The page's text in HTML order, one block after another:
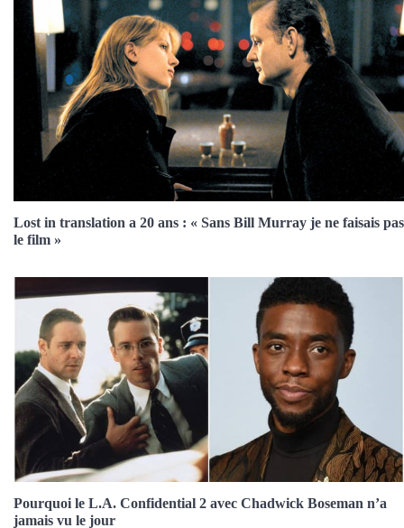
Lost in translation a 20 ans : « Sans Bill Murray je ne faisais pas
le film »
Pourquoi le L.A. Confidential 2 avec Chadwick Boseman n’a
jamais vu le jour